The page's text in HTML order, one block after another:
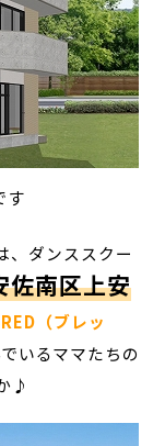
す
、ダンススクー
佐南区上安
（ブレッ
いるママたちの
♪